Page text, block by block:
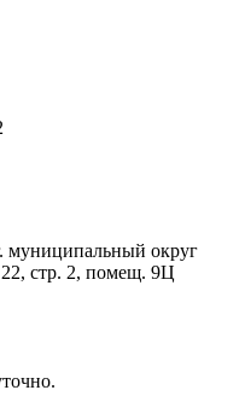
муниципальный округ
22, стр. 2, помещ. 9Ц